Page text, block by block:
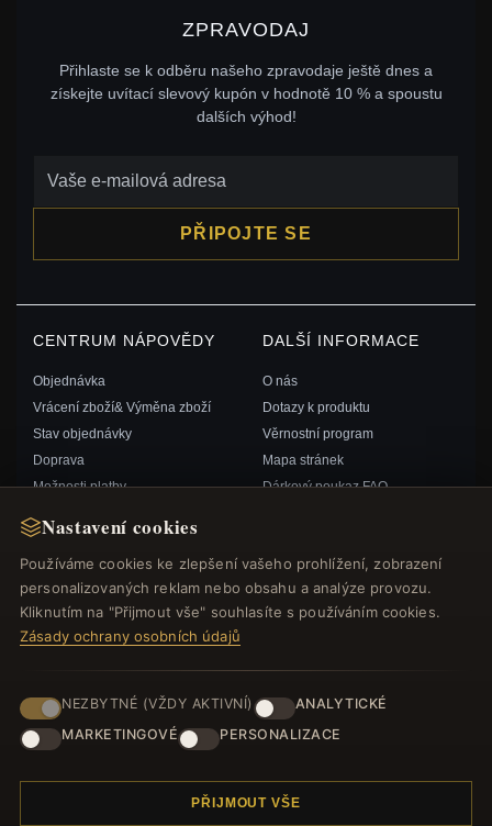
Nastavení cookies
Používáme cookies ke zlepšení vašeho prohlížení, zobrazení
personalizovaných reklam nebo obsahu a analýze provozu.
Kliknutím na "Přijmout vše" souhlasíte s používáním cookies.
Zásady ochrany osobních údajů
NEZBYTNÉ (VŽDY AKTIVNÍ)
ANALYTICKÉ
MARKETINGOVÉ
PERSONALIZACE
PŘIJMOUT VŠE
ZPRAVODAJ
Přihlaste se k odběru našeho zpravodaje ještě dnes a
získejte uvítací slevový kupón v hodnotě 10 % a spoustu
dalších výhod!
PŘIPOJTE SE
CENTRUM NÁPOVĚDY
Objednávka
Vrácení zboží& Výměna zboží
Stav objednávky
Doprava
Možnosti platby
Kontaktujte nás
DALŠÍ INFORMACE
O nás
Dotazy k produktu
Věrnostní program
Mapa stránek
Dárkový poukaz FAQ
RYCHLÉ ODKAZY
Nové produkty
Speciální nabídky
Blog
Recenze
Přihlásit se
SLEDUJTE NÁS